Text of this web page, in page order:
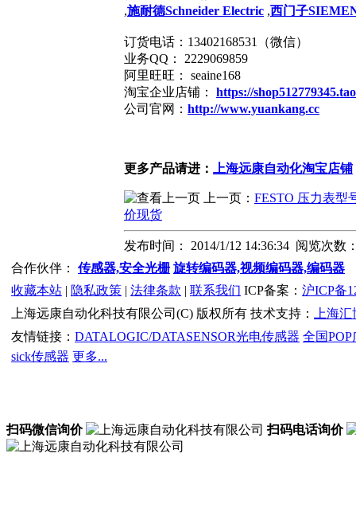
,施耐德Schneider Electric ,西门子
订货电话：13402168531（微信）
业务QQ： 2229069859
阿里旺旺： seaine168
淘宝企业店铺： https://
公司官网： http://www.yuankang.cc
更多产品请进： 上海远康自动化淘宝店铺
上一页： FESTO 压力表型
价现货
发布时间： 2014/1/12 14:36:34 阅览次数
合作伙伴：
传感器,安全光栅 旋转编码器,视频编码器,编码器
收藏本站 | 隐私政策 | 法律条款 | 联系我们 ICP备案： 沪ICP备
上海远康自动化科技有限公司(C) 版权所有 技术支持：
上海
友情链接： DATALOGIC/DATASENSOR光电传感器 全国
sick传感器 更多...
扫码微信询价 扫码电话询价